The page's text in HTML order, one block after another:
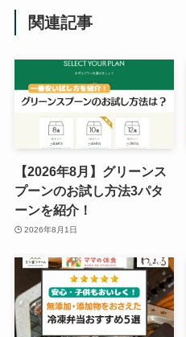
関連記事
【2026年8月】グリーンス
プーンのお試し方法3パタ
ーンを紹介！
2026年8月1日